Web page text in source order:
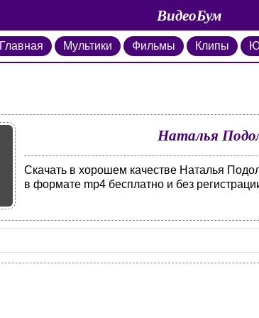
ВидеоБум
Главная Мультики Фильмы Клипы
Наталья
Скачать в хорошем качестве Наталья
в формате mp4 бесплатно и без